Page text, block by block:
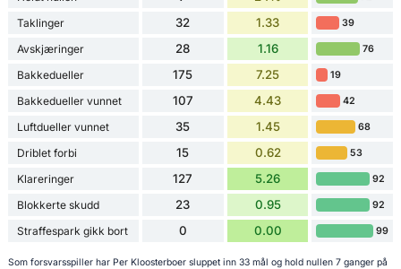
Taklinger 32 1.33 39
Avskjæringer 28 1.16 76
Bakkedueller 175 7.25 19
Bakkedueller vunnet 107 4.43 42
Luftdueller vunnet 35 1.45 68
Driblet forbi 15 0.62 53
Klareringer 127 5.26 92
Blokkerte skudd 23 0.95 92
Straffespark gikk bort 0 0.00 99
Som forsvarsspiller har Per Kloosterboer sluppet inn 33 mål og hold nullen 7 ganger på